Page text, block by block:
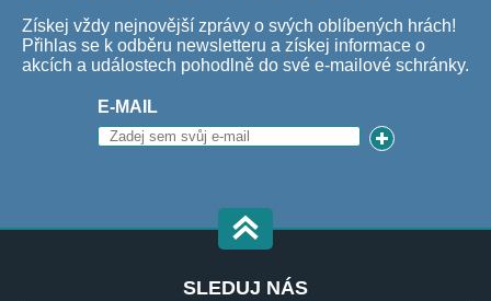
Získej vždy nejnovější zprávy o svých oblíbených hrách!
Přihlas se k odběru newsletteru a získej informace o
akcích a událostech pohodlně do své e-mailové schránky.
E-MAIL
SLEDUJ NÁS